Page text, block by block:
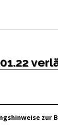
zur